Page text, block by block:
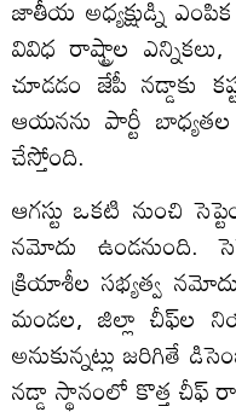
జాతీయ అధ్యక్షుడ్ని
వివిధ రాష్ట్రాల
చూడడం జేపీ నడ్డాకు
ఆయనను పార్టీ
చేస్తోంది.
ఆగస్టు ఒకటి నుంచి
నమోదు ఉండనుంది.
క్రియాశీల సభ్యత్వ
మండల, జిల్లా చీఫ్‌ల
అనుకున్నట్లు జరిగితే
నడ్డా స్థానంలో కొత్త చీఫ్‌